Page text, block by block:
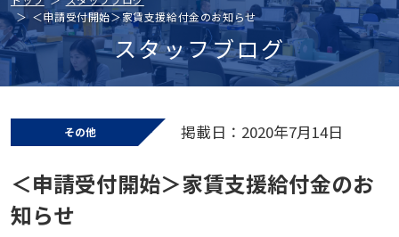
＜申請受付開始＞家賃支援給付金のお知らせ
スタッフブログ
その他 掲載日：2020年7月14日
＜申請受付開始＞家賃支援給付金のお
知らせ